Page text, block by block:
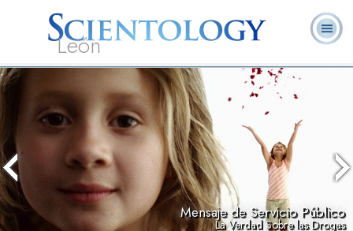
León
L. Ronald
Ministros
Voluntarios
Preguntas
Frecuentes
Mensaje de Servicio Público
La Verdad Sobre las Drogas